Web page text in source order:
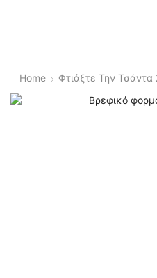
Home Φτιάξτε Την Τσάντα